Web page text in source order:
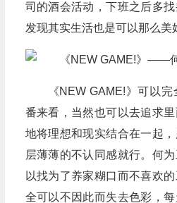
司的酒会活动，下班之后多
发现其实生活也是可以那么美
《NEW GAME!》可以
番来看，当然也可以去追求
地将理想和现实结合在一起
层薄薄的不认同感就行。何
以找为了养家糊口而不喜欢
全可以不因此而失去色彩，